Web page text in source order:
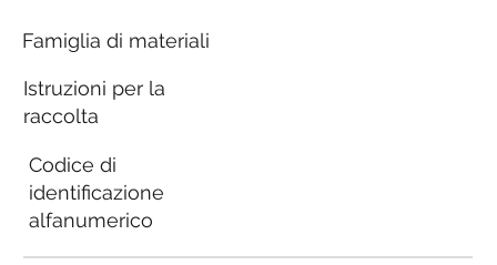
Famiglia di materiali
Istruzioni per la
raccolta
Codice di
identificazione
alfanumerico